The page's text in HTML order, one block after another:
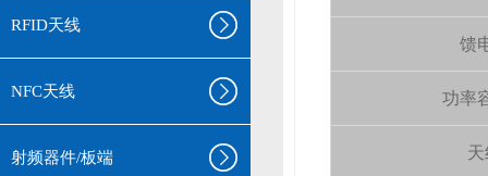
RFID天线
NFC天线
射频器件/板端
馈
功率
天